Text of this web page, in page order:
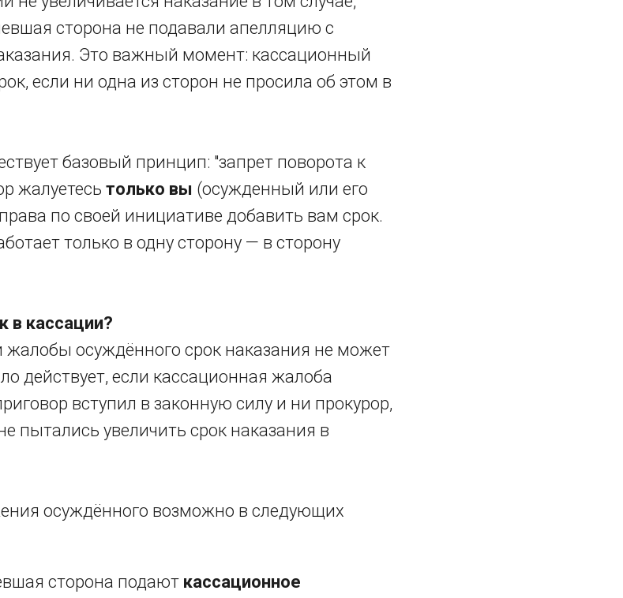
сторона не подавали апелляцию с
Это важный момент: кассационный
если ни одна из сторон не просила об этом в
базовый принцип: "запрет поворота к
жалуетесь только вы (осужденный или его
по своей инициативе добавить вам срок.
только в одну сторону — в сторону
в кассации?
жалобы осуждённого срок наказания не может
действует, если кассационная жалоба
вступил в законную силу и ни прокурор,
пытались увеличить срок наказания в
осуждённого возможно в следующих
сторона подают кассационное